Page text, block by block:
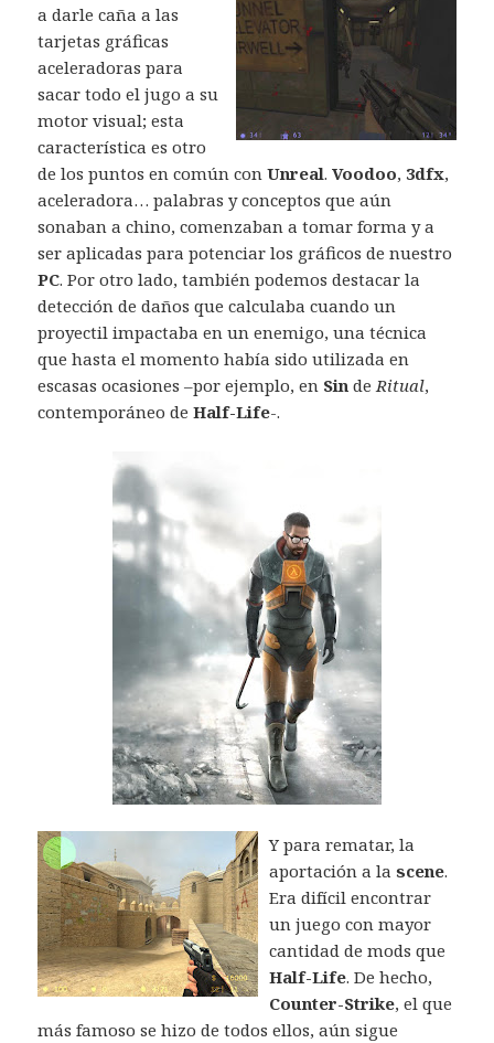
a darle caña a las
tarjetas gráficas
aceleradoras para
sacar todo el jugo a su
motor visual; esta
característica es otro
de los puntos en común conUnreal.Voodoo, 3dfx,
aceleradora… palabras y conceptos que aún
sonaban a chino, comenzaban a tomar forma y a
ser aplicadas para potenciar los gráficos de nuestro
PC. Por otro lado, también podemos destacar la
detección de daños que calculaba cuando un
proyectil impactaba en un enemigo, una técnica
que hasta el momento había sido utilizada en
escasas ocasiones –por ejemplo, en Sin de Ritual,
contemporáneo deHalf-Life-.
Y para rematar, la
aportación a lascene.
Era difícil encontrar
un juego con mayor
cantidad de mods que
Half-Life. De hecho,
Counter-Strike, el que
más famoso se hizo de todos ellos, aún sigue